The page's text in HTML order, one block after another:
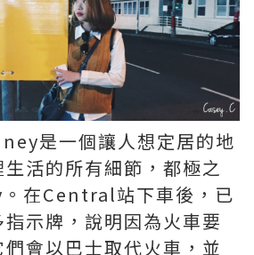
是一個讓人想定居的地
活的所有細節，都極之
在Central站下車後，已
示牌，說明因為火車要
會以巴士取代火車，並